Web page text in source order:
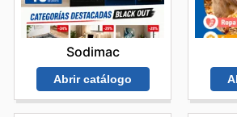
Sodimac
Abrir catálogo